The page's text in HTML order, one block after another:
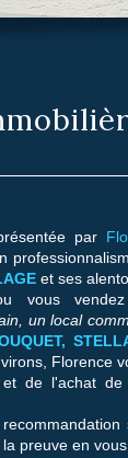
par
et ses
vous
un local
Florence
de l'achat de
preuve en
Paris-
32.07 m²